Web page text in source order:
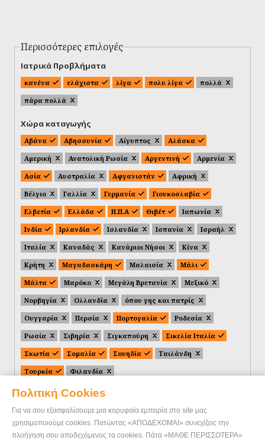
Πολιτική Cookies
Για να σου εξασφαλίσουμε μια κορυφαία εμπειρία στο site μας
χρησιμοποιούμε cookies. Πατώντας «ΑΠΟΔΕΧΟΜΑΙ» συνεχίζεις την
πλοήγηση σου αποδεχόμενος τα cookies. Πάτα «ΜΑΘΕ ΠΕΡΙΣΣΟΤΕΡΑ»
Περισσότερες επιλογές
Ιατρικά Προβλήματα
κανένα ελάχιστα λίγα πολυ λίγα
πολλά
πάρα πολλά
Χώρα καταγωγής
Αβάνα Αβησσυνία Αίγυπτος
Αλάσκα
Αμερική
Ανατολική Ρωσία Αργεντινή
Αρμενία
Ασία
Αυστραλία Αφγανιστάν
Αφρική
Βέλγιο
Γαλλία Γερμανία
Γιουκοσλαβία
Ελβετία
Ελλάδα Η.Π.Α Θιβέτ
Ιαπωνία
Ινδία
Ιρλανδία Ισλανδία Ισπανία
Ισραήλ
Ιταλία
Καναδάς Κανάριοι Νήσοι
Κίνα
Κρήτη
Μαγαδασκάρη Μαλαισία
Μάλι
Μάλτα
Μαρόκο Μεγάλη Βρετανία
Μεξικό
Νορβηγία
Ολλανδία
όπου γης και πατρίς
Ουγγαρία
Περσία Πορτογαλία
Ροδεσία
Ρωσία
Σιβηρία Σιγκαπούρη
Σικελία Ιταλία
Σκωτία
Σομαλία Σουηδία
Ταιλάνδη
Τουρκία
Φιλανδία